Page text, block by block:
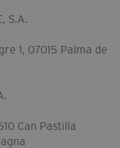
S.A.
1, 07015 Palma de
Can Pastilla